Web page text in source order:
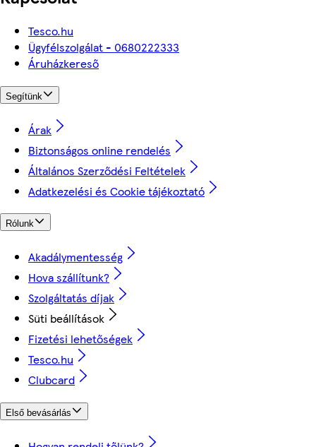
Tesco.hu
Ügyfélszolgálat - 0680222333
Áruházkereső
Segítünk
Árak
Biztonságos online rendelés
Általános Szerződési Feltételek
Adatkezelési és Cookie tájékoztató
Rólunk
Akadálymentesség
Hova szállítunk?
Szolgáltatás díjak
Süti beállítások
Fizetési lehetőségek
Tesco.hu
Clubcard
Első bevásárlás